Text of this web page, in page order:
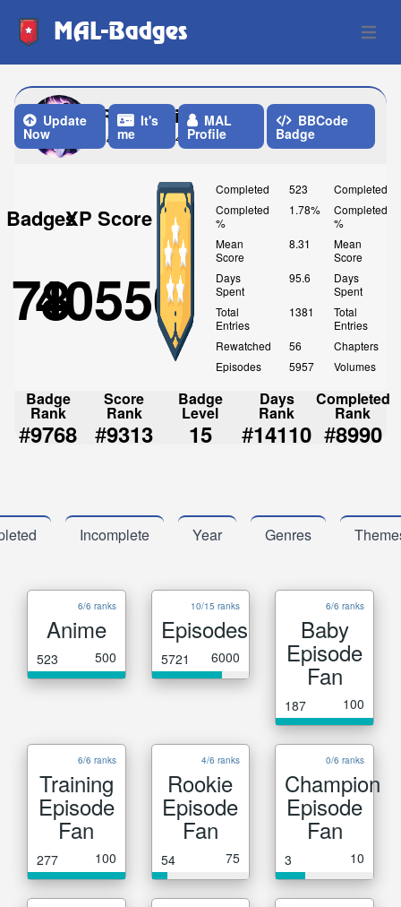
MAL-Badges Open
RadioactiveGhost
Last Update: 4 Weeks ago
Update
Now
It's
me
MAL
Profile
BBCode
Badge
Badges
78
XP Score
40550
Completed
523
Completed
%
1.78%
Mean
Score
8.31
Days
Spent
95.6
Total
Entries
1381
Rewatched
56
Episodes
5957
Completed
Completed
%
Mean
Score
Days
Spent
Total
Entries
Chapters
Volumes
Badge
Rank
#9768
Score
Rank
#9313
Badge
Level
15
Days
Rank
#14110
Completed
Rank
#8990
Incomplete Year Genres
6/6 ranks
Anime
523 500
10/15 ranks
Episodes
5721 6000
6/6 ranks
Baby
Episode
Fan
187 100
6/6 ranks
Training
Episode
Fan
277 100
4/6 ranks
Rookie
Episode
Fan
54 75
0/6 ranks
Champion
Episode
Fan
3 10